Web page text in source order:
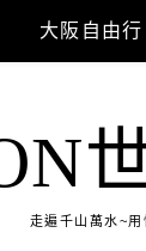
大阪自由行
走遍千山萬水~